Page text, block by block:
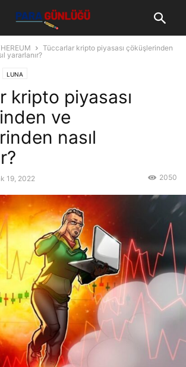
Tüccarlar kripto piyasası çöküşlerinden
yararlanır?
LUNA
kripto piyasası
ve
nasıl
19, 2022 2050